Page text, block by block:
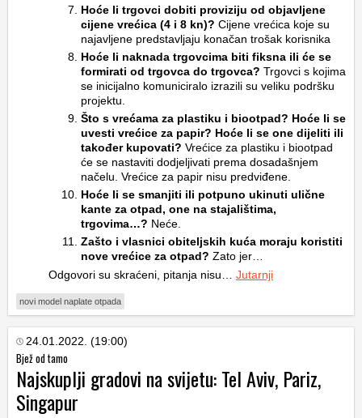
Hoće li trgovci dobiti proviziju od objavljene
cijene vrećica (4 i 8 kn)? Cijene vrećica koje su
najavljene predstavljaju konačan trošak korisnika
Hoće li naknada trgovcima biti fiksna ili će se
formirati od trgovca do trgovca? Trgovci s kojima
se inicijalno komuniciralo izrazili su veliku podršku
projektu.
Što s vrećama za plastiku i biootpad? Hoće li se
uvesti vrećice za papir? Hoće li se one dijeliti ili
također kupovati? Vrećice za plastiku i biootpad
će se nastaviti dodjeljivati prema dosadašnjem
načelu. Vrećice za papir nisu predviđene.
Hoće li se smanjiti ili potpuno ukinuti ulične
kante za otpad, one na stajalištima,
trgovima…? Neće.
Zašto i vlasnici obiteljskih kuća moraju koristiti
nove vrećice za otpad? Zato jer…
Odgovori su skraćeni, pitanja nisu… Jutarnji
novi model naplate otpada
24.01.2022. (19:00)
Bjež od tamo
Najskuplji gradovi na svijetu: Tel Aviv, Pariz,
Singapur